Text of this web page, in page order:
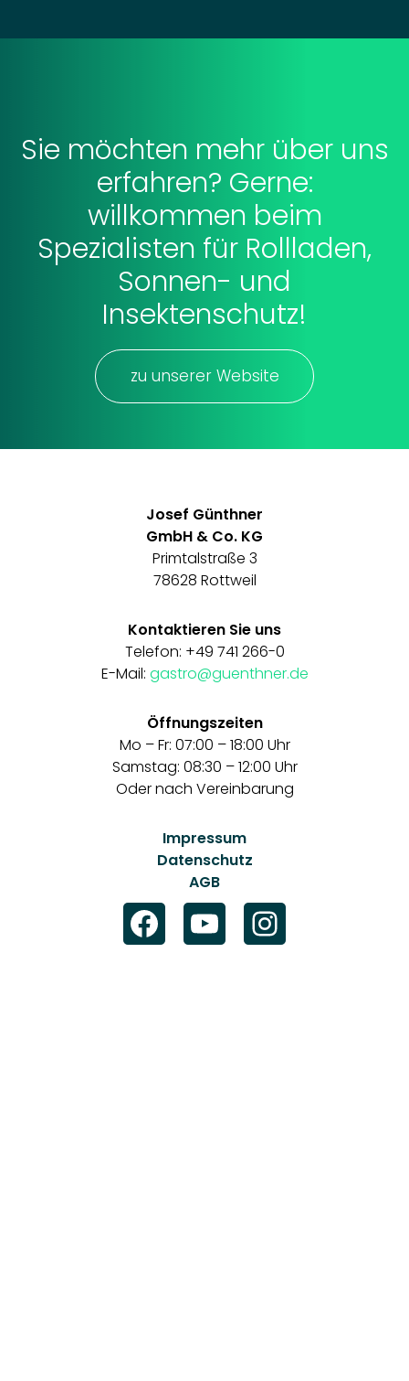
Sie möchten mehr über uns
erfahren? Gerne:
willkommen beim
Spezialisten für Rollladen,
Sonnen- und
Insektenschutz!
zu unserer Website
Josef Günthner
GmbH & Co. KG
Primtalstraße 3
78628 Rottweil
Kontaktieren Sie uns
Telefon: +49 741 266-0
E-Mail: gastro@guenthner.de
Öffnungszeiten
Mo – Fr: 07:00 – 18:00 Uhr
Samstag: 08:30 – 12:00 Uhr
Oder nach Vereinbarung
Impressum
Datenschutz
AGB
Facebook
YouTube